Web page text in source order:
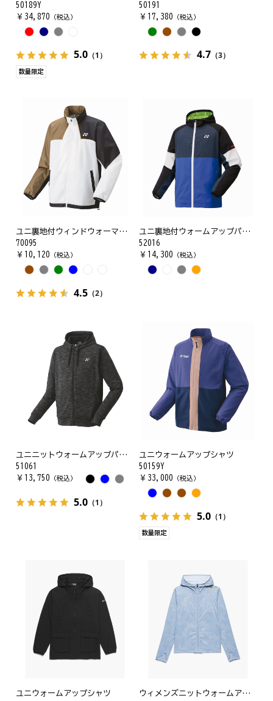
50189Y
￥ 34,870 （税込）
5.0 （1）
数量限定
50191
￥ 17,380 （税込）
4.7（3）
ユニ裏地付ウィンドウォーマーシャツ
70095
￥ 10,120 （税込）
4.5 （2）
ユニ裏地付ウォームアップパーカー
52016
￥ 14,300 （税込）
ユニニットウォームアップパーカー
51061
￥ 13,750 （税込）
5.0 （1）
ユニウォームアップシャツ
50159Y
￥ 33,000 （税込）
5.0（1）
数量限定
ユニウォームアップシャツ
ウィメンズニットウォームアップパーカー